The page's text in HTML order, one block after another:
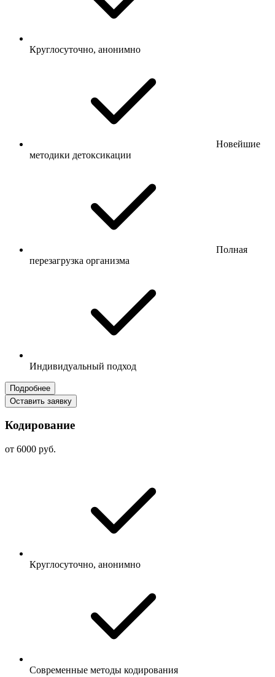
Круглосуточно, анонимно
Новейшие
методики детоксикации
Полная
перезагрузка организма
Индивидуальный подход
Подробнее
Оставить заявку
Кодирование
от 6000 руб.
Круглосуточно, анонимно
Современные методы кодирования